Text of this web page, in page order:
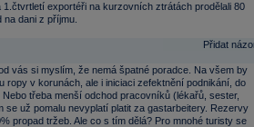
exportéři na kurzovních ztrátách prodělali 80
dani z příjmu.
Přidat
vás si myslím, že nemá špatné poradce. Na všem by
ropy v korunách, ale i iniciaci zefektnění podnikání, do
třeba menší odchod pracovníků (lékařů, sester,
už pomalu nevyplatí platit za gastarbeitery. Rezervy
propad tržeb. Ale co s tím dělá? Pro mnohé turisty se